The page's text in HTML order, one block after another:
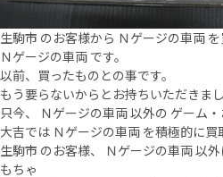
生駒市 のお客様から Ｎゲージの車両
Ｎゲージの車両 です。
以前、買ったものとの事です。
もう要らないからとお持ちいただきまし
只今、 Ｎゲージの車両 以外の ゲーム・
大吉では Ｎゲージの車両 を積極的に買
生駒市 のお客様、 Ｎゲージの車両 以
もちゃ